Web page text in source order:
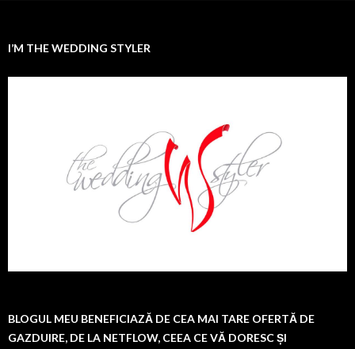
I’M THE WEDDING STYLER
BLOGUL MEU BENEFICIAZĂ DE CEA MAI TARE OFERTĂ DE
GAZDUIRE, DE LA NETFLOW, CEEA CE VĂ DORESC ȘI